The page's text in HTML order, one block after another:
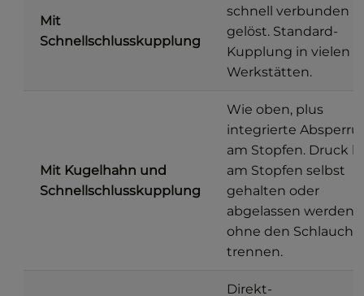
Mit
Schnellschlusskupplung
schnell verbunden
gelöst. Standard-
Kupplung in vielen
Werkstätten.
Mit Kugelhahn und
Schnellschlusskupplung
Wie oben, plus
integrierte
am Stopfen. Druck
am Stopfen selbst
gehalten oder
abgelassen werden,
ohne den Schlauch
trennen.
Direkt-